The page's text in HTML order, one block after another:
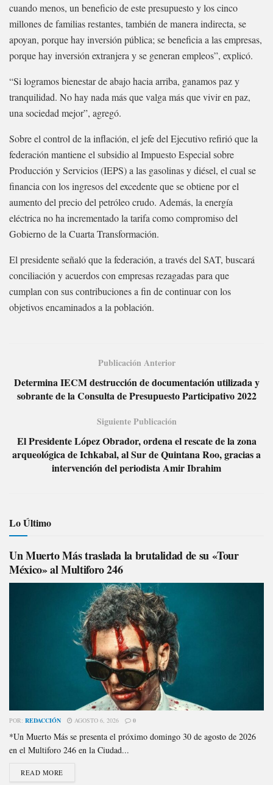
cuando menos, un beneficio de este presupuesto y los cinco
millones de familias restantes, también de manera indirecta, se
apoyan, porque hay inversión pública; se beneficia a las empresas,
porque hay inversión extranjera y se generan empleos”, explicó.
“Si logramos bienestar de abajo hacia arriba, ganamos paz y
tranquilidad. No hay nada más que valga más que vivir en paz,
una sociedad mejor”, agregó.
Sobre el control de la inflación, el jefe del Ejecutivo refirió que la
federación mantiene el subsidio al Impuesto Especial sobre
Producción y Servicios (IEPS) a las gasolinas y diésel, el cual se
financia con los ingresos del excedente que se obtiene por el
aumento del precio del petróleo crudo. Además, la energía
eléctrica no ha incrementado la tarifa como compromiso del
Gobierno de la Cuarta Transformación.
El presidente señaló que la federación, a través del SAT, buscará
conciliación y acuerdos con empresas rezagadas para que
cumplan con sus contribuciones a fin de continuar con los
objetivos encaminados a la población.
Publicación Anterior
Determina IECM destrucción de documentación utilizada y
sobrante de la Consulta de Presupuesto Participativo 2022
Siguiente Publicación
El Presidente López Obrador, ordena el rescate de la zona
arqueológica de Ichkabal, al Sur de Quintana Roo, gracias a
intervención del periodista Amir Ibrahim
Lo Último
Un Muerto Más traslada la brutalidad de su «Tour
México» al Multiforo 246
POR: REDACCIÓN AGOSTO 6, 2026 0
*Un Muerto Más se presenta el próximo domingo 30 de agosto de 2026
en el Multiforo 246 en la Ciudad...
READ MORE